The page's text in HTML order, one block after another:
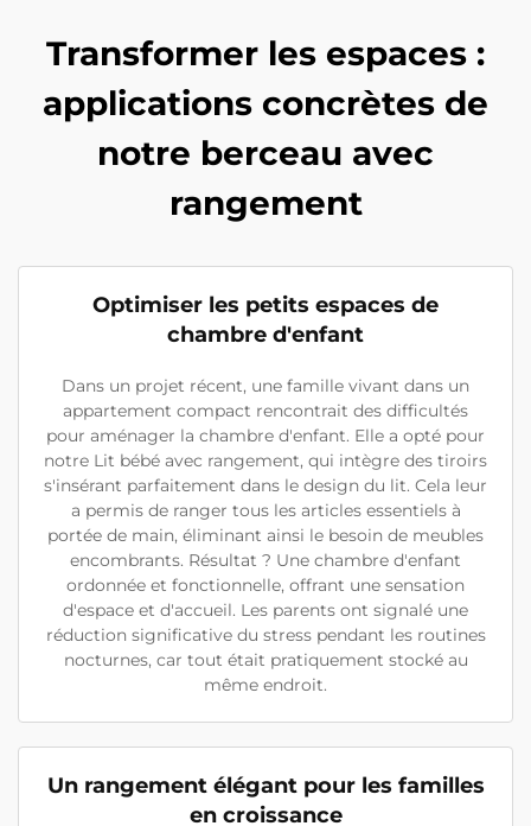
Transformer les espaces :
applications concrètes de
notre berceau avec
rangement
Optimiser les petits espaces de
chambre d'enfant
Dans un projet récent, une famille vivant dans un
appartement compact rencontrait des difficultés
pour aménager la chambre d'enfant. Elle a opté pour
notre Lit bébé avec rangement, qui intègre des tiroirs
s'insérant parfaitement dans le design du lit. Cela leur
a permis de ranger tous les articles essentiels à
portée de main, éliminant ainsi le besoin de meubles
encombrants. Résultat ? Une chambre d'enfant
ordonnée et fonctionnelle, offrant une sensation
d'espace et d'accueil. Les parents ont signalé une
réduction significative du stress pendant les routines
nocturnes, car tout était pratiquement stocké au
même endroit.
Un rangement élégant pour les familles
en croissance